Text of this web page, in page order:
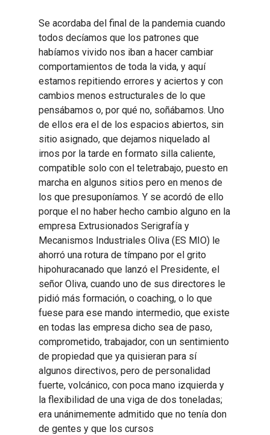
Se acordaba del final de la pandemia cuando
todos decíamos que los patrones que
habíamos vivido nos iban a hacer cambiar
comportamientos de toda la vida, y aquí
estamos repitiendo errores y aciertos y con
cambios menos estructurales de lo que
pensábamos o, por qué no, soñábamos. Uno
de ellos era el de los espacios abiertos, sin
sitio asignado, que dejamos niquelado al
irnos por la tarde en formato silla caliente,
compatible solo con el teletrabajo, puesto en
marcha en algunos sitios pero en menos de
los que presuponíamos. Y se acordó de ello
porque el no haber hecho cambio alguno en la
empresa Extrusionados Serigrafía y
Mecanismos Industriales Oliva (ES MIO) le
ahorró una rotura de tímpano por el grito
hipohuracanado que lanzó el Presidente, el
señor Oliva, cuando uno de sus directores le
pidió más formación, o coaching, o lo que
fuese para ese mando intermedio, que existe
en todas las empresa dicho sea de paso,
comprometido, trabajador, con un sentimiento
de propiedad que ya quisieran para sí
algunos directivos, pero de personalidad
fuerte, volcánico, con poca mano izquierda y
la flexibilidad de una viga de dos toneladas;
era unánimemente admitido que no tenía don
de gentes y que los cursos